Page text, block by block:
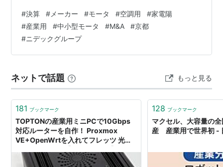
る、日本の「モータの巨人」が存在します。 今回は、
「回るもの、動くもの」のすべてを手掛ける、世界No.1
の総合モータメーカー・ニデックグループの中核を担
う、「ニデックテクノモータ株式会社」の決算を読み解
益74億円という驚異的な収益性と、自己資本比率…
#決算 # メーカー #モータ #空調用 #家電陽
#産業用 #中小型モータ #M&A #京都
#ニデックグループ
ネットで話題 もっと見る
181 ブックマーク
TOPTONの産業用ミニPCで10Gbps
対応ルーターを自作！ Proxmox
VE+OpenWrtを入れてフレッツ 光ク
128 ブックマーク
マクセル、大容量の
産 産業用で世界初 -